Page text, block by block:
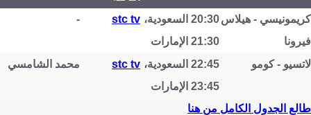
كريمونيسي - هيلاس
فيرونا
20:30 السعودية،
21:30 الإمارات
stc tv
-
لاتسيو - كومو
22:45 السعودية،
23:45 الإمارات
stc tv محمد الشامسي
طالع الجدول الكامل من هنا